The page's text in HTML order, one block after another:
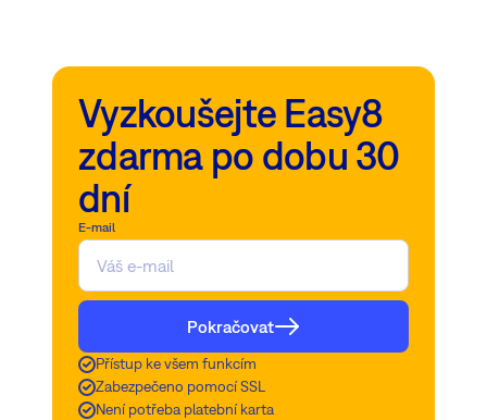
Vyzkoušejte Easy8
zdarma po dobu 30
dní
E-mail
Pokračovat
Přístup ke všem funkcím
Zabezpečeno pomocí SSL
Není potřeba platební karta